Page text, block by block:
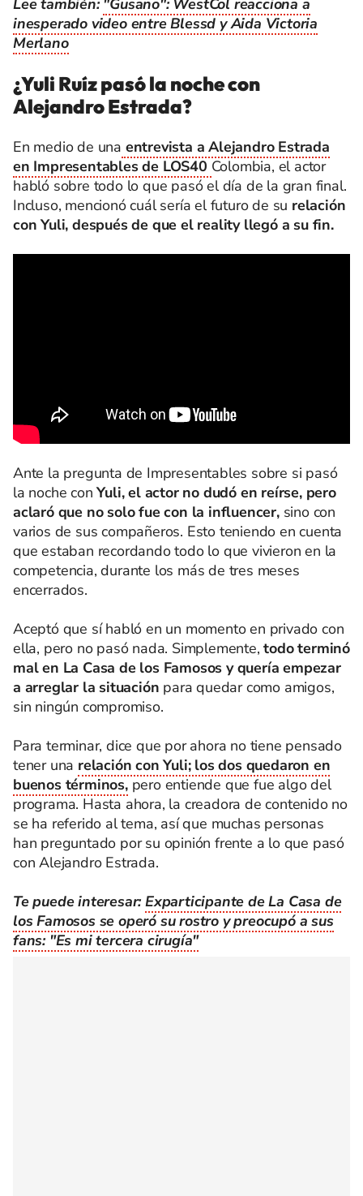
Lee también: "Gusano": WestCol reacciona a
inesperado video entre Blessd y Aida Victoria
Merlano
¿Yuli Ruíz pasó la noche con
Alejandro Estrada?
En medio de una entrevista a Alejandro Estrada
en Impresentables de LOS40 Colombia, el actor
habló sobre todo lo que pasó el día de la gran final.
Incluso, mencionó cuál sería el futuro de su relación
con Yuli, después de que el reality llegó a su fin.
Ante la pregunta de Impresentables sobre si pasó
la noche conYuli, el actor no dudó en reírse, pero
aclaró que no solo fue con la influencer,sino con
varios de sus compañeros. Esto teniendo en cuenta
que estaban recordando todo lo que vivieron en la
competencia, durante los más de tres meses
encerrados.
Aceptó que sí habló en un momento en privado con
ella, pero no pasó nada. Simplemente,todo terminó
mal en La Casa de los Famosos y quería empezar
a arreglar la situación para quedar como amigos,
sin ningún compromiso.
Para terminar, dice que por ahora no tiene pensado
tener una relación con Yuli; los dos quedaron en
buenos términos,pero entiende que fue algo del
programa. Hasta ahora, la creadora de contenido no
se ha referido al tema, así que muchas personas
han preguntado por su opinión frente a lo que pasó
con Alejandro Estrada.
Te puede interesar:Exparticipante de La Casa de
los Famosos se operó su rostro y preocupó a sus
fans: "Es mi tercera cirugía"